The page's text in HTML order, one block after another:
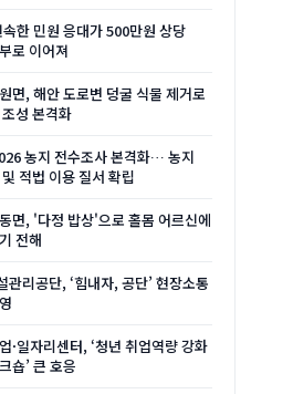
한 민원 응대가 500만원 상당
로 이어져
면, 해안 도로변 덩굴 식물 제거로
성 본격화
농지 전수조사 본격화… 농지
적법 이용 질서 확립
면, '다정 밥상'으로 홀몸 어르신에
전해
관리공단, ‘힘내자, 공단’ 현장소통
·일자리센터, ‘청년 취업역량 강화
숍’ 큰 호응